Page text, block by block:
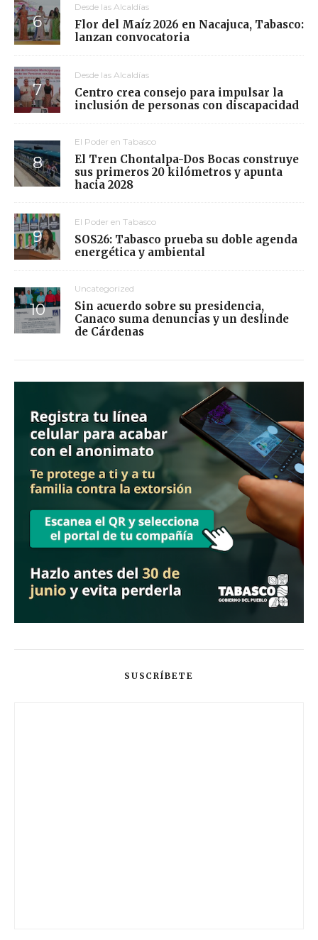
Desde las Alcaldías
Flor del Maíz 2026 en Nacajuca, Tabasco:
lanzan convocatoria
Desde las Alcaldías
Centro crea consejo para impulsar la
inclusión de personas con discapacidad
El Poder en Tabasco
El Tren Chontalpa-Dos Bocas construye
sus primeros 20 kilómetros y apunta
hacia 2028
El Poder en Tabasco
SOS26: Tabasco prueba su doble agenda
energética y ambiental
Uncategorized
Sin acuerdo sobre su presidencia,
Canaco suma denuncias y un deslinde
de Cárdenas
SUSCRÍBETE